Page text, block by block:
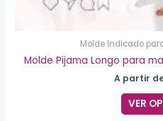
Molde Indicado
Molde Pijama Longo para
A partir
VER